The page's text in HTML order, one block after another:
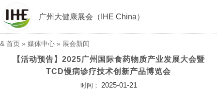
广州大健康展会（IHE China）
& 首页 » 媒体中心 » 展会新闻
【活动预告】2025广州国际食药物质产业发展大会暨
TCD慢病诊疗技术创新产品博览会
时间： 2025-01-21